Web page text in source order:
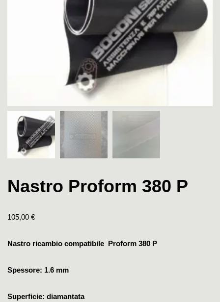
Nastro Proform 380 P
105,00 €
Nastro ricambio compatibile Proform 380 P
Spessore: 1.6 mm
Superficie: diamantata